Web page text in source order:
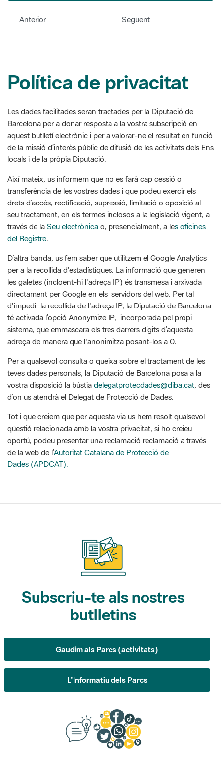
Les dades facilitades seran tractades per la Diputació de
Barcelona per a donar resposta a la vostra subscripció en
de la missió d’interès públic de difusió de les activitats dels Ens
locals i de la pròpia Diputació.
Així mateix, us informem que no es farà cap cessió o
transferència de les vostres dades i que podeu exercir els
seu tractament, en els termes inclosos a la legislació vigent, a
través de laSeu electrònica o, presencialment, a les oficines
del Registre.
D’altra banda, us fem saber que utilitzem el Google Analytics
per a la recollida d'estadístiques. La informació que generen
directament per Google en els servidors del web. Per tal
d'impedir la recollida de l'adreça IP, la Diputació de Barcelona
té activada l’opció Anonymize IP, incorporada pel propi
sistema, que emmascara els tres darrers dígits d’aquesta
adreça de manera que l'anonimitza posant-los a 0.
Per a qualsevol consulta o queixa sobre el tractament de les
teves dades personals, la Diputació de Barcelona posa a la
d’on us atendrà el Delegat de Protecció de Dades.
Tot i que creiem que per aquesta via us hem resolt qualsevol
qüestió relacionada amb la vostra privacitat, si ho creieu
de la web de l’Autoritat Catalana de Protecció de
Dades (APDCAT).
Subscriu-te als nostres
butlletins
Gaudim als Parcs (activitats)
L'Informatiu dels Parcs
Suggeriments, opinió i
xarxes socials